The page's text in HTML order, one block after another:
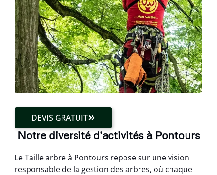
DEVIS GRATUIT
Notre diversité d'activités à Pontours
Le Taille arbre à Pontours repose sur une vision
responsable de la gestion des arbres, où chaque